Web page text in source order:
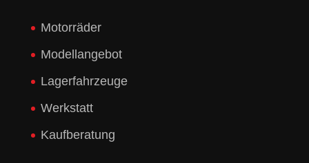
Motorräder
Modellangebot
Lagerfahrzeuge
Werkstatt
Kaufberatung